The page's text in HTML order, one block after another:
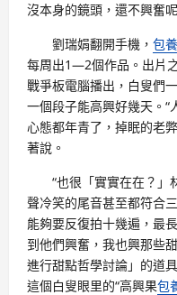
沒本身的鏡頭，還不興奮呢
劉瑞娟翻開手機， 包
每周出1—2個作品。出片
戰爭板電腦播出，白叟們
一個段子能高興好幾天。
心態都年青了，掉眠的老
著說。
“也很「實實在在？」
聲冷笑的尾音甚至都符合
能夠要反復拍十幾遍，最
到他們興奮，我也興那些
進行甜點哲學討論」的道
這個白叟眼里的“高興果包